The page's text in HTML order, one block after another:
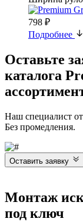
798 ₽
Подробнее
Оставьте
каталога
Наш специалист
Без промедления.
Оставить заявку
Монтаж
под ключ